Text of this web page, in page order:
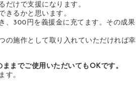
だけで支援になります。
きるかと思います。
、300円を義援金に充てます。その成果
の施作として取り入れていただければ幸
までご使用いただいてもOKです。
す。